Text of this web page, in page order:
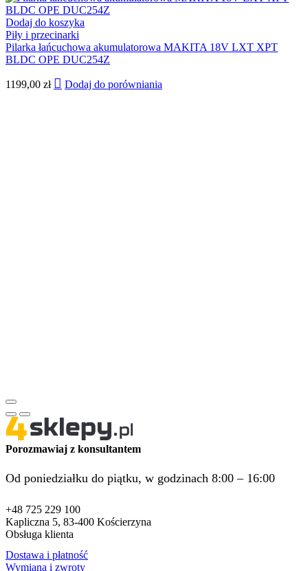
Dodaj do koszyka
Piły i przecinarki
Pilarka łańcuchowa akumulatorowa MAKITA 18V LXT XPT
BLDC OPE DUC254Z
1199,00 zł Dodaj do porówniania
Porozmawiaj z konsultantem
Od poniedziałku do piątku, w godzinach 8:00 – 16:00
+48 725 229 100
Kapliczna 5, 83-400 Kościerzyna
Obsługa klienta
Dostawa i płatność
Wymiana i zwroty